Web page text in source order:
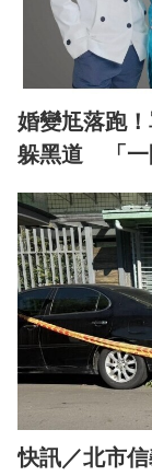
婚變尪落跑
躲黑道 「一
快訊／北市